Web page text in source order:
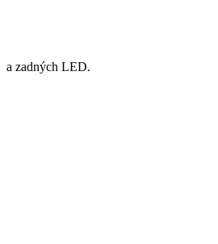
a zadných LED.